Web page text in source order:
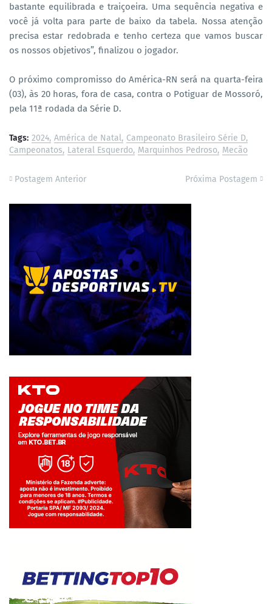
bastante equilibrada e traiçoeira. Uma sequência negativa e
você já volta para parte de baixo da tabela. Nossa atenção
precisa estar redobrada e tenho certeza que vamos buscar
os nossos objetivos”, finalizou o jogador.
O próximo compromisso do América-RN será na quarta-feira
(03), às 20 horas, fora de casa, contra o Potiguar de Mossoró,
pela 11ª rodada da Série D.
Tags: 2024 América de Natal Campeonato Brasileiro Série D
Campeonatos Lateral Esquerdo Marquinhos Pedroso Mecão
Postagem Anterior Próxima Postagem
Jogue com responsabilidade. 18+